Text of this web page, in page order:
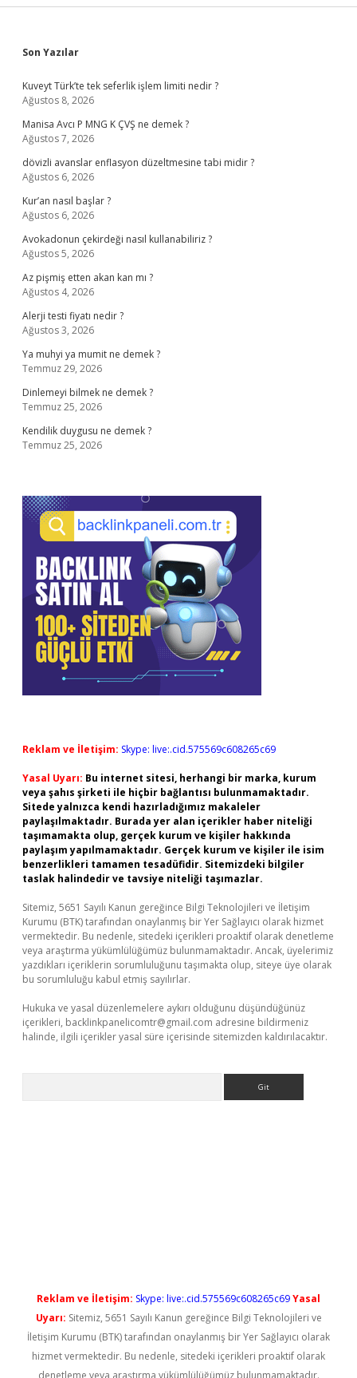
Sidebar
Son Yazılar
Kuveyt Türk’te tek seferlik işlem limiti nedir ?
Ağustos 8, 2026
Manisa Avcı P MNG K ÇVŞ ne demek ?
Ağustos 7, 2026
dövizli avanslar enflasyon düzeltmesine tabi midir ?
Ağustos 6, 2026
Kur’an nasıl başlar ?
Ağustos 6, 2026
Avokadonun çekirdeği nasıl kullanabiliriz ?
Ağustos 5, 2026
Az pişmiş etten akan kan mı ?
Ağustos 4, 2026
Alerji testi fiyatı nedir ?
Ağustos 3, 2026
Ya muhyi ya mumit ne demek ?
Temmuz 29, 2026
Dinlemeyi bilmek ne demek ?
Temmuz 25, 2026
Kendilik duygusu ne demek ?
Temmuz 25, 2026
Reklam ve İletişim: Skype: live:.cid.575569c608265c69
Yasal Uyarı: Bu internet sitesi, herhangi bir marka, kurum
veya şahıs şirketi ile hiçbir bağlantısı bulunmamaktadır.
Sitede yalnızca kendi hazırladığımız makaleler
paylaşılmaktadır. Burada yer alan içerikler haber niteliği
taşımamakta olup, gerçek kurum ve kişiler hakkında
paylaşım yapılmamaktadır. Gerçek kurum ve kişiler ile isim
benzerlikleri tamamen tesadüfidir. Sitemizdeki bilgiler
taslak halindedir ve tavsiye niteliği taşımazlar.
Sitemiz, 5651 Sayılı Kanun gereğince Bilgi Teknolojileri ve İletişim
Kurumu (BTK) tarafından onaylanmış bir Yer Sağlayıcı olarak hizmet
vermektedir. Bu nedenle, sitedeki içerikleri proaktif olarak denetleme
veya araştırma yükümlülüğümüz bulunmamaktadır. Ancak, üyelerimiz
yazdıkları içeriklerin sorumluluğunu taşımakta olup, siteye üye olarak
bu sorumluluğu kabul etmiş sayılırlar.
Hukuka ve yasal düzenlemelere aykırı olduğunu düşündüğünüz
içerikleri, backlinkpanelicomtr@gmail.com adresine bildirmeniz
halinde, ilgili içerikler yasal süre içerisinde sitemizden kaldırılacaktır.
Reklam ve İletişim: Skype: live:.cid.575569c608265c69Yasal
Uyarı: Sitemiz, 5651 Sayılı Kanun gereğince Bilgi Teknolojileri ve
İletişim Kurumu (BTK) tarafından onaylanmış bir Yer Sağlayıcı olarak
hizmet vermektedir. Bu nedenle, sitedeki içerikleri proaktif olarak
denetleme veya araştırma yükümlülüğümüz bulunmamaktadır.